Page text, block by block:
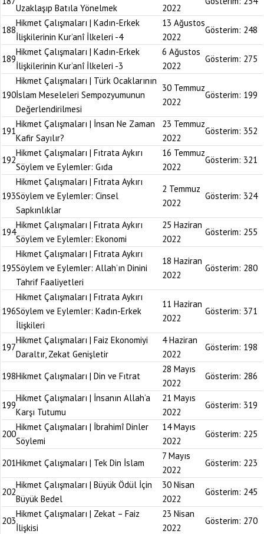
Uzaklaşıp Batıla Yönelmek 2022
188
Hikmet Çalışmaları | Kadın-Erkek
İlişkilerinin Kur’anî İlkeleri -4
13 Ağustos
2022
Gösterim: 248
189
Hikmet Çalışmaları | Kadın-Erkek
İlişkilerinin Kur’anî İlkeleri -3
6 Ağustos
2022
Gösterim: 275
190
Hikmet Çalışmaları | Türk Ocaklarının
İslam Meseleleri Sempozyumunun
Değerlendirilmesi
30 Temmuz
2022
Gösterim: 199
191
Hikmet Çalışmaları | İnsan Ne Zaman
Kafir Sayılır?
23 Temmuz
2022
Gösterim: 352
192
Hikmet Çalışmaları | Fıtrata Aykırı
Söylem ve Eylemler: Gıda
16 Temmuz
2022
Gösterim: 321
193
Hikmet Çalışmaları | Fıtrata Aykırı
Söylem ve Eylemler: Cinsel
Sapkınlıklar
2 Temmuz
2022
Gösterim: 324
194
Hikmet Çalışmaları | Fıtrata Aykırı
Söylem ve Eylemler: Ekonomi
25 Haziran
2022
Gösterim: 255
195
Hikmet Çalışmaları | Fıtrata Aykırı
Söylem ve Eylemler: Allah’ın Dinini
Tahrif Faaliyetleri
18 Haziran
2022
Gösterim: 280
196
Hikmet Çalışmaları | Fıtrata Aykırı
Söylem ve Eylemler: Kadın-Erkek
İlişkileri
11 Haziran
2022
Gösterim: 371
197
Hikmet Çalışmaları | Faiz Ekonomiyi
Daraltır, Zekat Genişletir
4 Haziran
2022
Gösterim: 198
198Hikmet Çalışmaları | Din ve Fıtrat
28 Mayıs
2022
Gösterim: 286
199
Hikmet Çalışmaları | İnsanın Allah’a
Karşı Tutumu
21 Mayıs
2022
Gösterim: 319
200
Hikmet Çalışmaları | İbrahimî Dinler
Söylemi
14 Mayıs
2022
Gösterim: 225
201Hikmet Çalışmaları | Tek Din İslam
7 Mayıs
2022
Gösterim: 223
202
Hikmet Çalışmaları | Büyük Ödül İçin
Büyük Bedel
30 Nisan
2022
Gösterim: 245
203
Hikmet Çalışmaları | Zekat – Faiz
İlişkisi
23 Nisan
2022
Gösterim: 270